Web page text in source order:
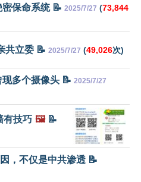
保命系统 📝 2025/7/27 (73,844
共立委 📝 2025/7/27 (49,026次)
多个摄像头 📝 2025/7/27
有技巧 🖼️📝
，不仅是中共渗透 📝